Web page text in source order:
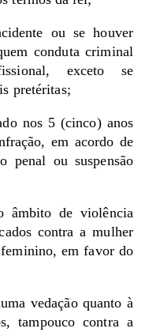
ou se houver
conduta criminal
exceto se
pretéritas;
nos 5 (cinco) anos
em acordo de
penal ou suspensão
âmbito de violência
contra a mulher
em favor do
vedação quanto à
tampouco contra a